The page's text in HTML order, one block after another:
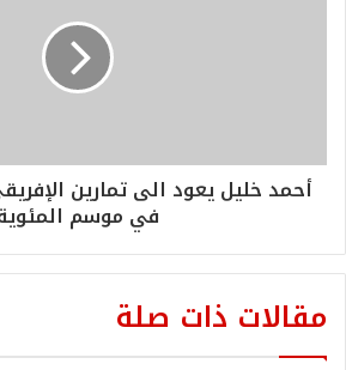
أحمد خليل يعود الى تمارين
في موسم
مقالات ذات صلة